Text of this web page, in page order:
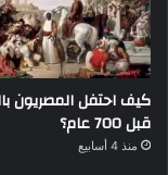
كيف احتفل المصريون
قبل 700 عام؟
منذ 4 أسابيع